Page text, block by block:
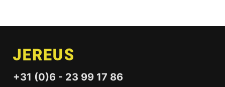
+31 (0)6 - 23 99 17 86